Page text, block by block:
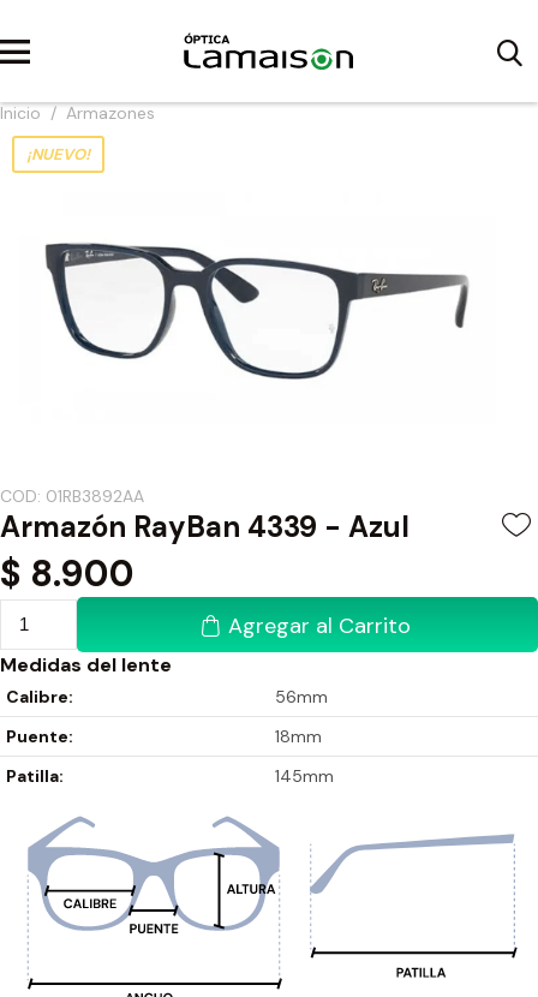
Inicio / Armazones
¡NUEVO!
COD: 01RB3892AA
Armazón RayBan 4339 - Azul
$ 8.900
Agregar al Carrito
Medidas del lente
Calibre:
56mm
Puente:
18mm
Patilla:
145mm